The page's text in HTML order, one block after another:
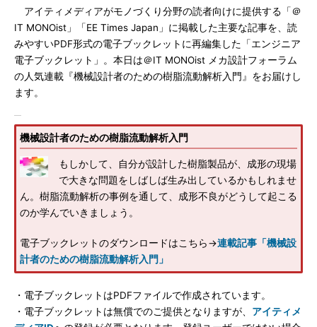
アイティメディアがモノづくり分野の読者向けに提供する「＠
IT MONOist」「EE Times Japan」に掲載した主要な記事を、読
みやすいPDF形式の電子ブックレットに再編集した「エンジニア
電子ブックレット」。本日は＠IT MONOist メカ設計フォーラム
の人気連載『機械設計者のための樹脂流動解析入門』をお届けし
ます。
機械設計者のための樹脂流動解析入門
もしかして、自分が設計した樹脂製品が、成形の現場
で大きな問題をしばしば生み出しているかもしれませ
ん。樹脂流動解析の事例を通して、成形不良がどうして起こる
のか学んでいきましょう。
電子ブックレットのダウンロードはこちら→連載記事「機械設
計者のための樹脂流動解析入門」
・電子ブックレットはPDFファイルで作成されています。
・電子ブックレットは無償でのご提供となりますが、 アイティメ